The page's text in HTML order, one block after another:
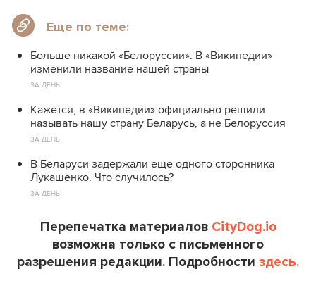
Еще по теме:
Больше никакой «Белоруссии». В «Википедии»
изменили название нашей страны
ЗА ДЕНЬ
Кажется, в «Википедии» официально решили
называть нашу страну Беларусь, а не Белоруссия
ЗА ДЕНЬ
В Беларуси задержали еще одного сторонника
Лукашенко. Что случилось?
ЗА ДЕНЬ
Перепечатка материалов CityDog.io
возможна только с письменного
разрешения редакции. Подробности здесь.